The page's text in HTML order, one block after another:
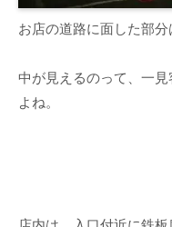
お店の道路に面した部分
中が見えるのって、一
よね。